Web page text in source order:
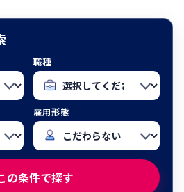
職種
雇用形態
の条件で探す